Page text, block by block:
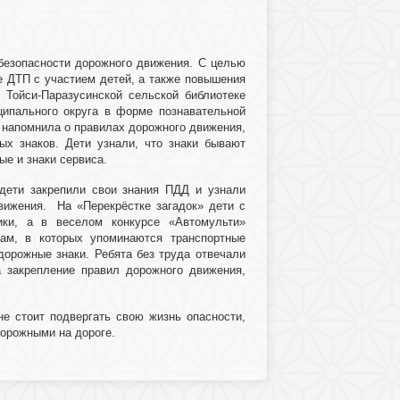
дорожного движения. С целью
ДТП с участием детей, а также повышения
Паразусинской сельской библиотеке
округа в форме познавательной
о правилах дорожного движения,
знаков. Дети узнали, что знаки бывают
и знаки сервиса.
закрепили свои знания ПДД и узнали
На «Перекрёстке загадок» дети с
а в веселом конкурсе «Автомульти»
в которых упоминаются транспортные
знаки. Ребята без труда отвечали
правил дорожного движения,
стоит подвергать свою жизнь опасности,
на дороге.